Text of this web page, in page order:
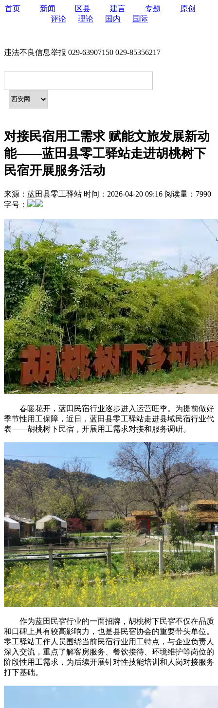
首页 新闻 区县 建言 专题
原创
评论
理论 国内 国际
违法不良信息举报 029-63907150 029-85356217
对接民宿用工需求 赋能文旅发展新动
能——蓝田县零工驿站走进胡桃树下
民宿开展服务活动
来源： 蓝田县零工驿站 时间： 2026-04-20 09:16 阅读量： 7990
字号：
春暖花开，蓝田民宿行业逐步进入运营旺季。为提前做好
季节性用工保障，近日，蓝田县零工驿站走进县域民宿行业代
表——胡桃树下民宿，开展用工需求对接和服务调研。
作为蓝田民宿行业的一面招牌，胡桃树下民宿不仅在品质
和口碑上具有较高影响力，也是县民宿协会的重要带头单位。
零工驿站工作人员围绕当前民宿行业用工特点，与企业负责人
深入交流，重点了解客房服务、餐饮接待、环境维护等岗位的
阶段性用工需求，为后续开展针对性技能培训和人岗对接服务
打下基础。